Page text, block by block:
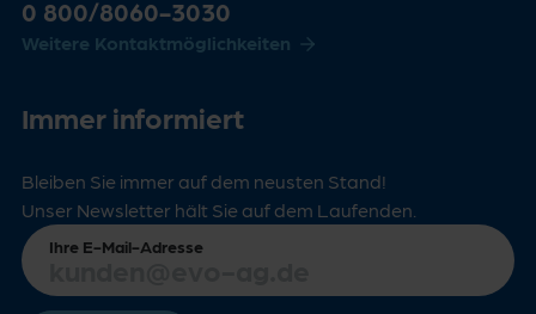
0 800/8060-3030
Weitere Kontaktmöglichkeiten
Immer informiert
Bleiben Sie immer auf dem neusten Stand!
Unser Newsletter hält Sie auf dem Laufenden.
Ihre E-Mail-Adresse